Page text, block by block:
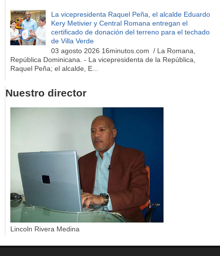
La vicepresidenta Raquel Peña, el alcalde Eduardo
Kery Metivier y Central Romana entregan el
certificado de donación del terreno para el techado
de Villa Verde
03 agosto 2026 16minutos.com / La Romana,
República Dominicana. - La vicepresidenta de la República,
Raquel Peña; el alcalde, E...
Nuestro director
Lincoln Rivera Medina